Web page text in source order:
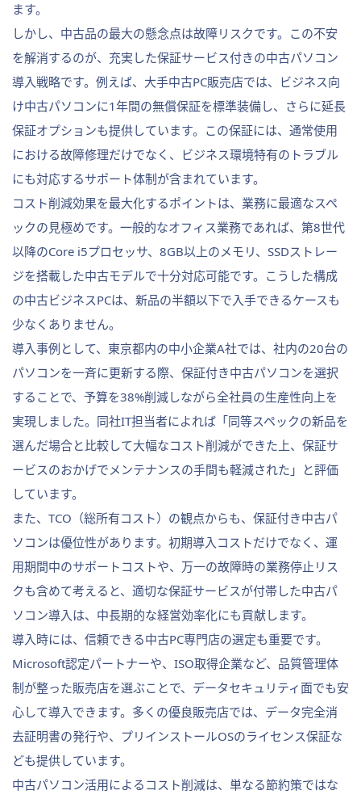
ます。
しかし、中古品の最大の懸念点は故障リスクです。この不安
を解消するのが、充実した保証サービス付きの中古パソコン
導入戦略です。例えば、大手中古PC販売店では、ビジネス向
け中古パソコンに1年間の無償保証を標準装備し、さらに延長
保証オプションも提供しています。この保証には、通常使用
における故障修理だけでなく、ビジネス環境特有のトラブル
にも対応するサポート体制が含まれています。
コスト削減効果を最大化するポイントは、業務に最適なスペ
ックの見極めです。一般的なオフィス業務であれば、第8世代
以降のCore i5プロセッサ、8GB以上のメモリ、SSDストレー
ジを搭載した中古モデルで十分対応可能です。こうした構成
の中古ビジネスPCは、新品の半額以下で入手できるケースも
少なくありません。
導入事例として、東京都内の中小企業A社では、社内の20台の
パソコンを一斉に更新する際、保証付き中古パソコンを選択
することで、予算を38%削減しながら全社員の生産性向上を
実現しました。同社IT担当者によれば「同等スペックの新品を
選んだ場合と比較して大幅なコスト削減ができた上、保証サ
ービスのおかげでメンテナンスの手間も軽減された」と評価
しています。
また、TCO（総所有コスト）の観点からも、保証付き中古パ
ソコンは優位性があります。初期導入コストだけでなく、運
用期間中のサポートコストや、万一の故障時の業務停止リス
クも含めて考えると、適切な保証サービスが付帯した中古パ
ソコン導入は、中長期的な経営効率化にも貢献します。
導入時には、信頼できる中古PC専門店の選定も重要です。
Microsoft認定パートナーや、ISO取得企業など、品質管理体
制が整った販売店を選ぶことで、データセキュリティ面でも安
心して導入できます。多くの優良販売店では、データ完全消
去証明書の発行や、プリインストールOSのライセンス保証な
ども提供しています。
中古パソコン活用によるコスト削減は、単なる節約策ではな